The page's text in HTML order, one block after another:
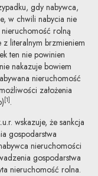
gdy nabywca,
w chwili nabycia nie
rolną
literalnym brzmieniem
ten nie powinien
nakazuje bowiem
nieruchomość
założenia
[1].
wskazuje, że sankcja
gospodarstwa
nieruchomości
gospodarstwa
nieruchomość rolna.